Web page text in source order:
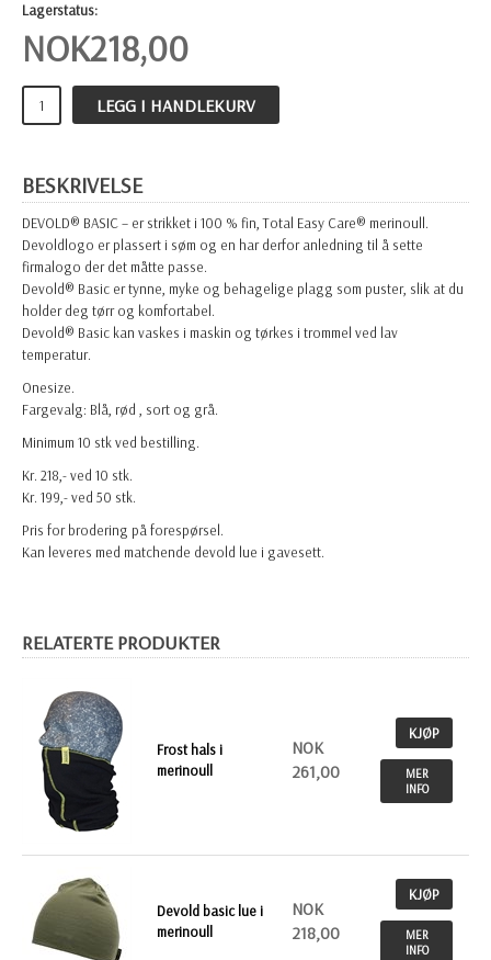
Lagerstatus:
NOK218,00
LEGG I HANDLEKURV
BESKRIVELSE
DEVOLD® BASIC – er strikket i 100 % fin, Total Easy Care® merinoull.
Devoldlogo er plassert i søm og en har derfor anledning til å sette
firmalogo der det måtte passe.
Devold® Basic er tynne, myke og behagelige plagg som puster, slik at du
holder deg tørr og komfortabel.
Devold® Basic kan vaskes i maskin og tørkes i trommel ved lav
temperatur.
Onesize.
Fargevalg: Blå, rød , sort og grå.
Minimum 10 stk ved bestilling.
Kr. 218,- ved 10 stk.
Kr. 199,- ved 50 stk.
Pris for brodering på forespørsel.
Kan leveres med matchende devold lue i gavesett.
RELATERTE PRODUKTER
Frost hals i
merinoull
NOK
261,00
KJØP
MER
INFO
Devold basic lue i
merinoull
NOK
218,00
KJØP
MER
INFO